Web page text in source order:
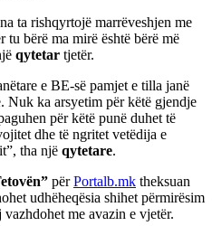
ta rishqyrtojë marrëveshjen me
tu bërë ma mirë është bërë më
qytetar tjetër.
e BE-së pamjet e tilla janë
Nuk ka arsyetim për këtë gjendje
për këtë punë duhet të
dhe të ngritet vetëdija e
tha një qytetare.
përPortalb.mk theksuan
udhëheqësia shihet përmirësim
me avazin e vjetër.